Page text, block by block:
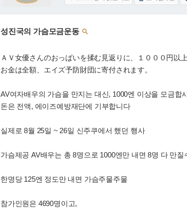
성진국의 가슴모금운동 
ＡＶ女優さんのおっぱいを揉む見返りに、１０００円以
お金は全額、エイズ予防財団に寄付されます。
AV여자배우의 가슴을 만지는 대신, 1000엔 이상을 모금합
돈은 전액, 에이즈예방재단에 기부합니다
실제로 8월 25일 ~ 26일 신주쿠에서 했던 행사
가슴제공 AV배우는 총 8명으로 1000엔만 내면 8명 다 만질
한명당 125엔 정도만 내면 가슴주물주물
참가인원은 4690명이고,